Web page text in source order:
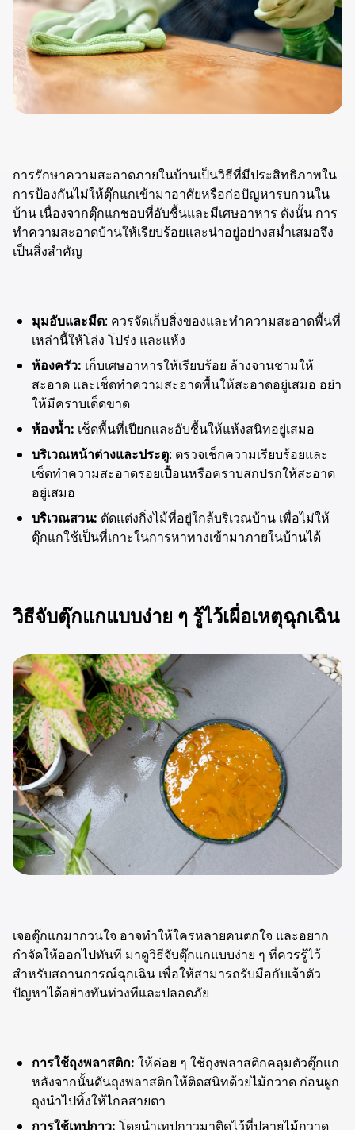
การรักษาความสะอาดภายในบ้านเป็นวิธีที่มีประสิทธิภาพใน
การป้องกันไม่ให้ตุ๊กแกเข้ามาอาศัยหรือก่อปัญหารบกวนใน
บ้าน เนื่องจากตุ๊กแกชอบที่อับชื้นและมีเศษอาหาร ดังนั้น การ
ทำความสะอาดบ้านให้เรียบร้อยและน่าอยู่อย่างสม่ำเสมอจึง
เป็นสิ่งสำคัญ
มุมอับและมืด: ควรจัดเก็บสิ่งของและทำความสะอาดพื้นที่
เหล่านี้ให้โล่ง โปร่ง และแห้ง
ห้องครัว: เก็บเศษอาหารให้เรียบร้อย ล้างจานชามให้
สะอาด และเช็ดทำความสะอาดพื้นให้สะอาดอยู่เสมอ อย่า
ให้มีคราบเด็ดขาด
ห้องน้ำ: เช็ดพื้นที่เปียกและอับชื้นให้แห้งสนิทอยู่เสมอ
บริเวณหน้าต่างและประตู: ตรวจเช็กความเรียบร้อยและ
เช็ดทำความสะอาดรอยเปื้อนหรือคราบสกปรกให้สะอาด
อยู่เสมอ
บริเวณสวน: ตัดแต่งกิ่งไม้ที่อยู่ใกล้บริเวณบ้าน เพื่อไม่ให้
ตุ๊กแกใช้เป็นที่เกาะในการหาทางเข้ามาภายในบ้านได้
วิธีจับตุ๊กแกแบบง่าย ๆ รู้ไว้เผื่อเหตุฉุกเฉิน
เจอตุ๊กแกมากวนใจ อาจทำให้ใครหลายคนตกใจ และอยาก
กำจัดให้ออกไปทันที มาดูวิธีจับตุ๊กแกแบบง่าย ๆ ที่ควรรู้ไว้
สำหรับสถานการณ์ฉุกเฉิน เพื่อให้สามารถรับมือกับเจ้าตัว
ปัญหาได้อย่างทันท่วงทีและปลอดภัย
การใช้ถุงพลาสติก: ให้ค่อย ๆ ใช้ถุงพลาสติกคลุมตัวตุ๊กแก
หลังจากนั้นดันถุงพลาสติกให้ติดสนิทด้วยไม้กวาด ก่อนผูก
ถุงนำไปทิ้งให้ไกลสายตา
การใช้เทปกาว: โดยนำเทปกาวมาติดไว้ที่ปลายไม้กวาด